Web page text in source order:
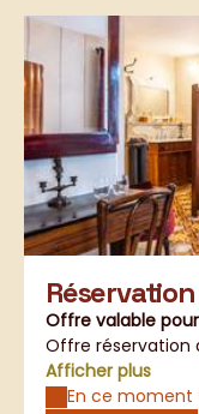
Offre valable
Romantique au
Norma – Grande
Orange (jusqu’à
Offre réservation
annulable, non
payé au moment
Afficher plus
En ce moment